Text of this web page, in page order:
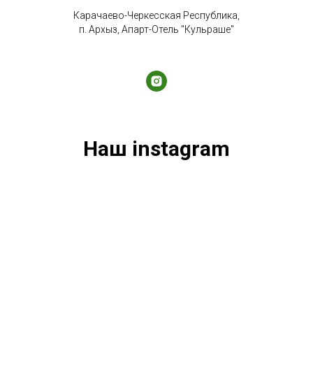
Карачаево-Черкесская Республика,
п. Архыз, Апарт-Отель "Кульраше"
Наш instagram